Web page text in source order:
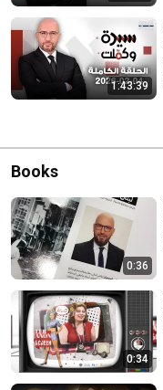
1:43:39
Books
0:36
0:34